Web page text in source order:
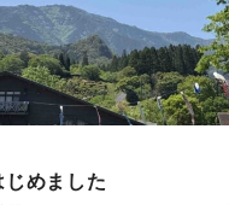
めました